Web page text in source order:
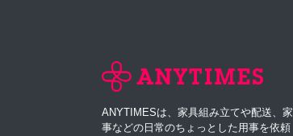
ANYTIMESは、家具組み立てや配送、家
事などの日常のちょっとした用事を依頼